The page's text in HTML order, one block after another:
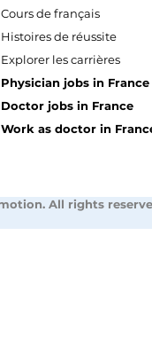
Cours de français
Histoires de réussite
Explorer les carrières
Physician jobs in France
Doctor jobs in France
Work as doctor in
All rights